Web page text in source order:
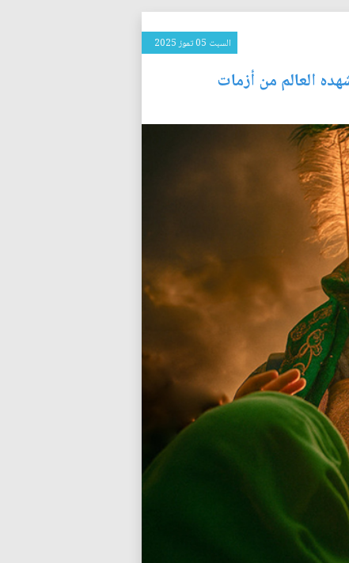
السبت 05 تموز 2025
العالم من أزمات